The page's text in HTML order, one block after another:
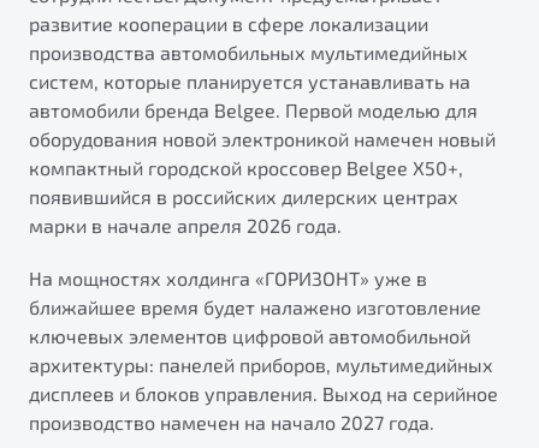
от 1 699 990 ₽*
Обзор В наличии
X70
Универсальный кроссовер
от 2 499 990 ₽*
Подробно
Автомобили в наличии
Тест-драйв
Автокредит
Belgee Плюс
Реферальная программа
Клиентская поддержка
Помощь на дорогах
развитие кооперации в сфере локализации
производства автомобильных мультимедийных
систем, которые планируется устанавливать на
автомобили бренда Belgee. Первой моделью для
оборудования новой электроникой намечен новый
компактный городской кроссовер Belgee X50+,
появившийся в российских дилерских центрах
марки в начале апреля 2026 года.
На мощностях холдинга «ГОРИЗОНТ» уже в
ближайшее время будет налажено изготовление
ключевых элементов цифровой автомобильной
архитектуры: панелей приборов, мультимедийных
дисплеев и блоков управления. Выход на серийное
производство намечен на начало 2027 года.